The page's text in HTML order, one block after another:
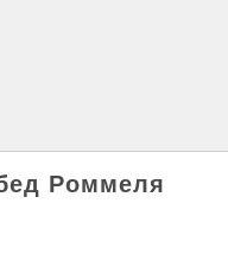
Роммеля